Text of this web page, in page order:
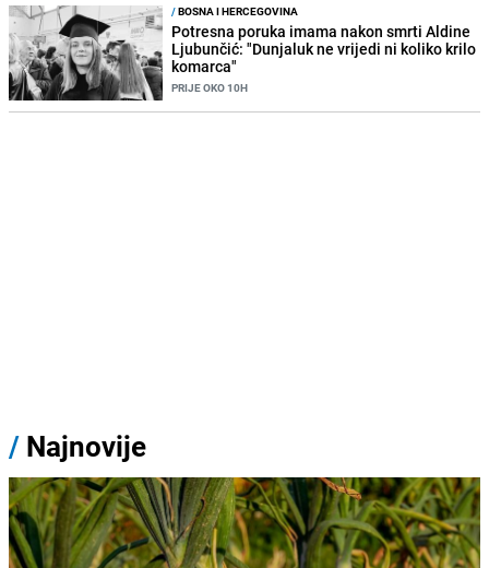
/BOSNA I HERCEGOVINA
Potresna poruka imama nakon smrti Aldine
Ljubunčić: "Dunjaluk ne vrijedi ni koliko krilo
komarca"
PRIJE OKO 10H
/ Najnovije